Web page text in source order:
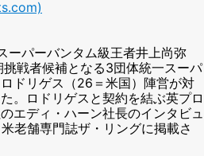
ーパーバンタム級王者井上尚弥
挑戦者候補となる3団体統一スーパ
ドリゲス（26＝米国）陣営が対
。ロドリゲスと契約を結ぶ英プロ
エディ・ハーン社長のインタビュ
老舗専門誌ザ・リングに掲載さ